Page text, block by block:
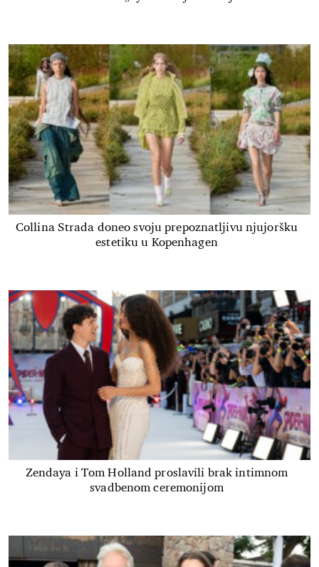
Collina Strada doneo svoju prepoznatljivu njujoršku
estetiku u Kopenhagen
Zendaya i Tom Holland proslavili brak intimnom
svadbenom ceremonijom